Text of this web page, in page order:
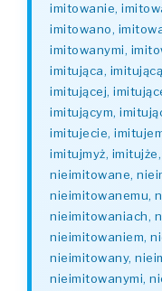
imitowanie,
imitowano,
imitowanymi,
imitująca,
imitującej,
imitującym,
imitujecie,
imitujmyż,
nieimitowane,
nieimitowanemu,
nieimitowaniach,
nieimitowaniem,
nieimitowany,
nieimitowanymi,